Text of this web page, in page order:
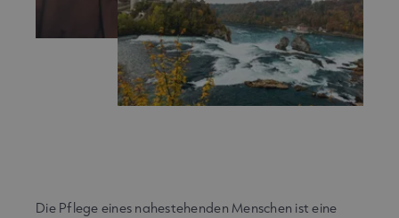
Die Pflege eines nahestehenden Menschen ist eine